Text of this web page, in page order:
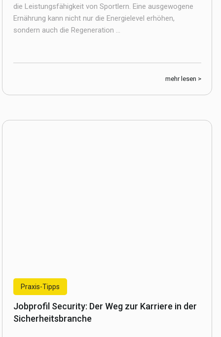
die Leistungsfähigkeit von Sportlern. Eine ausgewogene
Ernährung kann nicht nur die Energielevel erhöhen,
sondern auch die Regeneration ...
mehr lesen >
Praxis-Tipps
Jobprofil Security: Der Weg zur Karriere in der
Sicherheitsbranche